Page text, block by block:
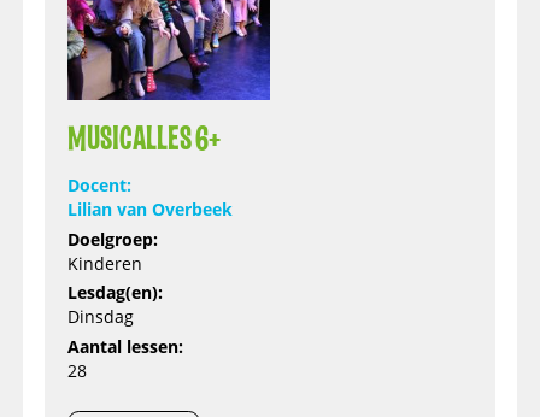
MUSICALLES 6+
Docent:
Lilian van Overbeek
Doelgroep:
Kinderen
Lesdag(en):
Dinsdag
Aantal lessen:
28